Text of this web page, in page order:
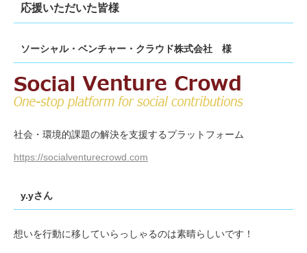
応援いただいた皆様
ソーシャル・ベンチャー・クラウド株式会社 様
社会・環境的課題の解決を支援するプラットフォーム
https://socialventurecrowd.com
y.yさん
想いを行動に移していらっしゃるのは素晴らしいです！